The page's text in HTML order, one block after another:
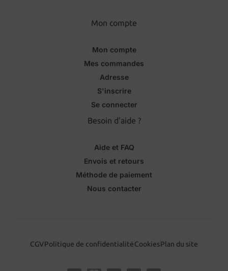
Mon compte
Mon compte
Mes commandes
Adresse
S'inscrire
Se connecter
Besoin d'aide ?
Aide et FAQ
Envois et retours
Méthode de paiement
Nous contacter
CGVPolitique de confidentialitéCookiesPlan du site